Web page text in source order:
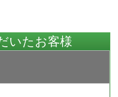
いたお客様